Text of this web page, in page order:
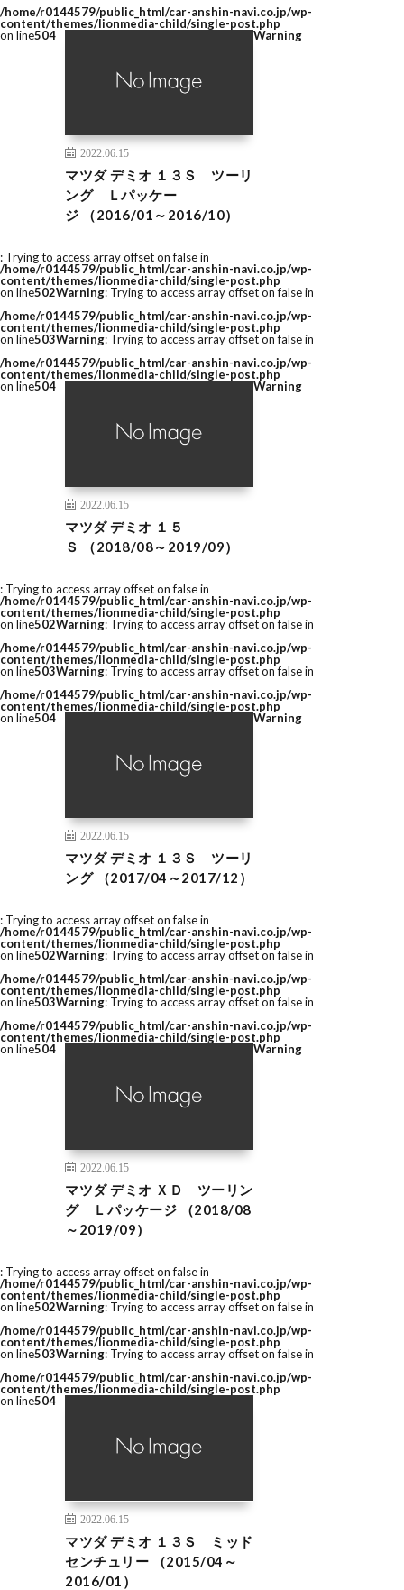
/home/r0144579/public_html/car-anshin-navi.co.jp/wp-
content/themes/lionmedia-child/single-post.php
on line504
2022.06.15
マツダ デミオ １３Ｓ ツーリ
ング Ｌパッケー
ジ （2016/01～2016/10）
Warning
: Trying to access array offset on false in
/home/r0144579/public_html/car-anshin-navi.co.jp/wp-
content/themes/lionmedia-child/single-post.php
on line502Warning: Trying to access array offset on false in
/home/r0144579/public_html/car-anshin-navi.co.jp/wp-
content/themes/lionmedia-child/single-post.php
on line503Warning: Trying to access array offset on false in
/home/r0144579/public_html/car-anshin-navi.co.jp/wp-
content/themes/lionmedia-child/single-post.php
on line504
2022.06.15
マツダ デミオ １５
Ｓ （2018/08～2019/09）
Warning
: Trying to access array offset on false in
/home/r0144579/public_html/car-anshin-navi.co.jp/wp-
content/themes/lionmedia-child/single-post.php
on line502Warning: Trying to access array offset on false in
/home/r0144579/public_html/car-anshin-navi.co.jp/wp-
content/themes/lionmedia-child/single-post.php
on line503Warning: Trying to access array offset on false in
/home/r0144579/public_html/car-anshin-navi.co.jp/wp-
content/themes/lionmedia-child/single-post.php
on line504
2022.06.15
マツダ デミオ １３Ｓ ツーリ
ング （2017/04～2017/12）
Warning
: Trying to access array offset on false in
/home/r0144579/public_html/car-anshin-navi.co.jp/wp-
content/themes/lionmedia-child/single-post.php
on line502Warning: Trying to access array offset on false in
/home/r0144579/public_html/car-anshin-navi.co.jp/wp-
content/themes/lionmedia-child/single-post.php
on line503Warning: Trying to access array offset on false in
/home/r0144579/public_html/car-anshin-navi.co.jp/wp-
content/themes/lionmedia-child/single-post.php
on line504
2022.06.15
マツダ デミオ ＸＤ ツーリン
グ Ｌパッケージ （2018/08
～2019/09）
Warning
: Trying to access array offset on false in
/home/r0144579/public_html/car-anshin-navi.co.jp/wp-
content/themes/lionmedia-child/single-post.php
on line502Warning: Trying to access array offset on false in
/home/r0144579/public_html/car-anshin-navi.co.jp/wp-
content/themes/lionmedia-child/single-post.php
on line503Warning: Trying to access array offset on false in
/home/r0144579/public_html/car-anshin-navi.co.jp/wp-
content/themes/lionmedia-child/single-post.php
on line504
2022.06.15
マツダ デミオ １３Ｓ ミッド
センチュリー （2015/04～
2016/01）